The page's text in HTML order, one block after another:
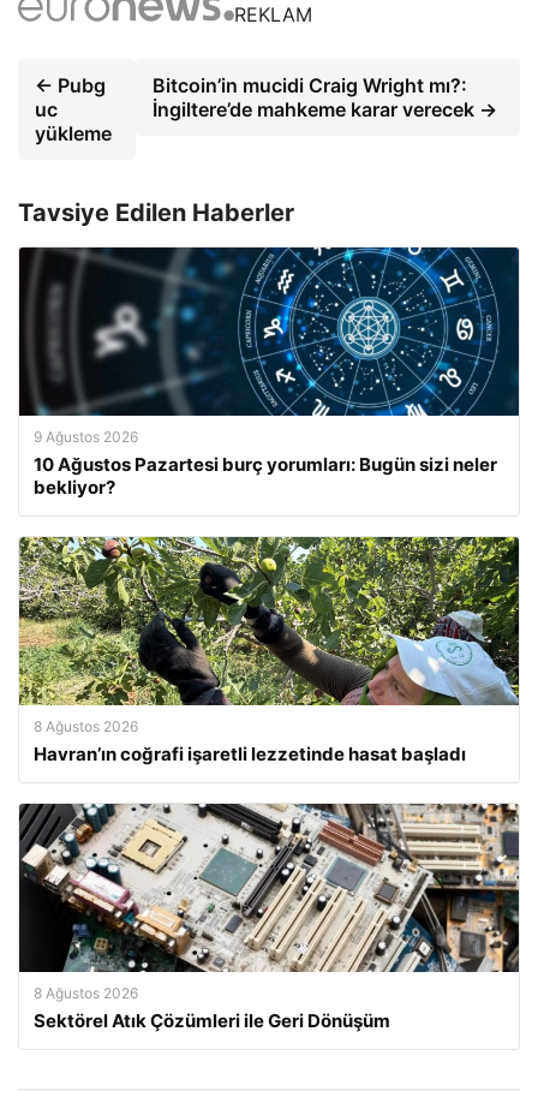
REKLAM
← Pubg
uc
yükleme
Bitcoin’in mucidi Craig Wright mı?:
İngiltere’de mahkeme karar verecek →
Tavsiye Edilen Haberler
9 Ağustos 2026
10 Ağustos Pazartesi burç yorumları: Bugün sizi neler
bekliyor?
8 Ağustos 2026
Havran’ın coğrafi işaretli lezzetinde hasat başladı
8 Ağustos 2026
Sektörel Atık Çözümleri ile Geri Dönüşüm